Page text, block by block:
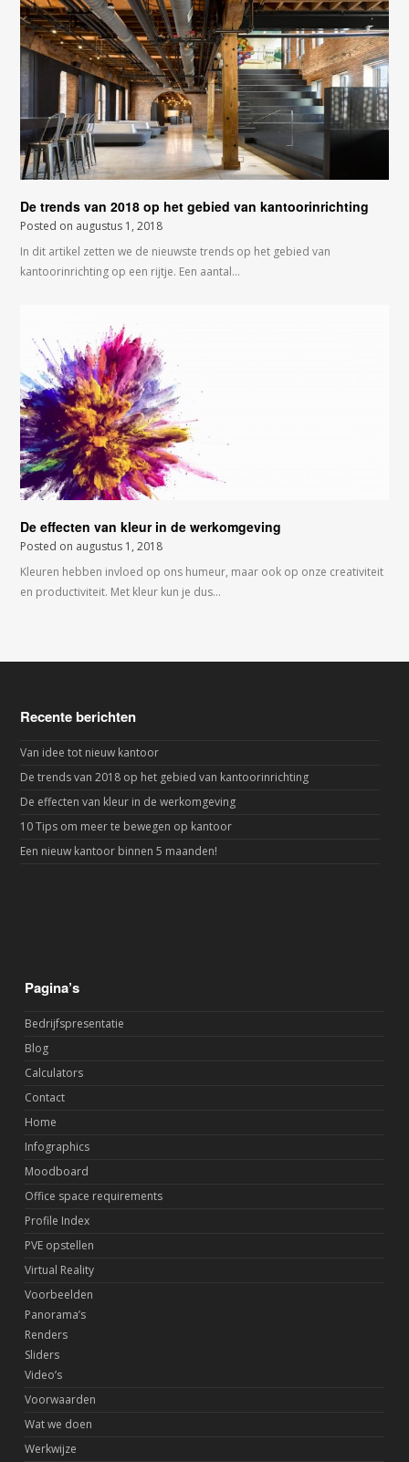
De trends van 2018 op het gebied van kantoorinrichting
Posted on augustus 1, 2018
In dit artikel zetten we de nieuwste trends op het gebied van
kantoorinrichting op een rijtje. Een aantal…
De effecten van kleur in de werkomgeving
Posted on augustus 1, 2018
Kleuren hebben invloed op ons humeur, maar ook op onze creativiteit
en productiviteit. Met kleur kun je dus…
Recente berichten
Van idee tot nieuw kantoor
De trends van 2018 op het gebied van kantoorinrichting
De effecten van kleur in de werkomgeving
10 Tips om meer te bewegen op kantoor
Een nieuw kantoor binnen 5 maanden!
Pagina’s
Bedrijfspresentatie
Blog
Calculators
Contact
Home
Infographics
Moodboard
Office space requirements
Profile Index
PVE opstellen
Virtual Reality
Voorbeelden
Panorama’s
Renders
Sliders
Video’s
Voorwaarden
Wat we doen
Werkwijze